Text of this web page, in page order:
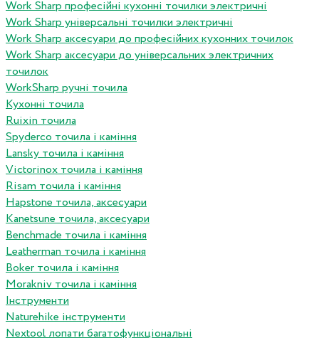
Work Sharp професiйнi кухоннi точилки электричнi
Work Sharp унiверсальнi точилки электричнi
Work Sharp аксесуари до професiйних кухонних точилок
Work Sharp аксесуари до унiверсальних электричних
точилок
WorkSharp ручні точила
Кухонні точила
Ruixin точила
Spyderco точила і каміння
Lansky точила і каміння
Victorinox точила і каміння
Risam точила і каміння
Hapstone точила, аксесуари
Kanetsune точила, аксесуари
Benchmade точила і каміння
Leatherman точила і каміння
Boker точила і каміння
Morakniv точила і каміння
Інструменти
Naturehike інструменти
Nextool лопати багатофункціональні